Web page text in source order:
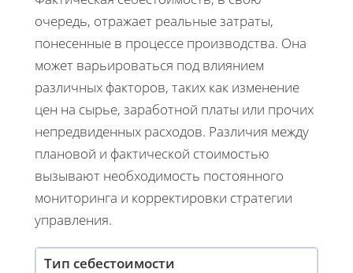
очередь, отражает реальные затраты,
понесенные в процессе производства. Она
может варьироваться под влиянием
различных факторов, таких как изменение
цен на сырье, заработной платы или прочих
непредвиденных расходов. Различия между
плановой и фактической стоимостью
вызывают необходимость постоянного
мониторинга и корректировки стратегии
управления.
Тип себестоимости